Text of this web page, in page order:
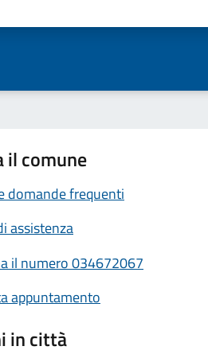
il comune
domande frequenti
assistenza
il numero 034672067
appuntamento
in città